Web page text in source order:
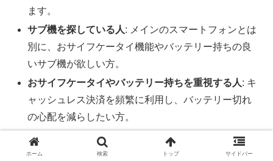
ます。
サブ機を探している人: メインのスマートフォンとは
別に、おサイフケータイ機能やバッテリー持ちの良
いサブ機が欲しい方。
おサイフケータイやバッテリー持ちを重視する人: キ
ャッシュレス決済を頻繁に利用し、バッテリー切れ
の心配を減らしたい方。
コストを抑えたい学生や高齢者
: 高価なフラッグシッ
プモデルは不要で、必要十分な機能と手頃な価格を
ホーム 検索 トップ サイドバー